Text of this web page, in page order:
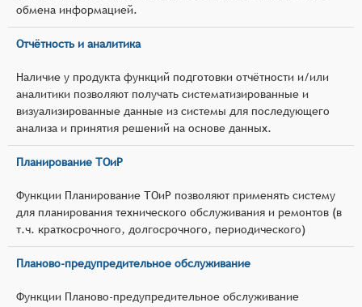
обмена информацией.
Отчётность и аналитика
Наличие у продукта функций подготовки отчётности и/или
аналитики позволяют получать систематизированные и
визуализированные данные из системы для последующего
анализа и принятия решений на основе данных.
Планирование ТОиР
Функции Планирование ТОиР позволяют применять систему
для планирования технического обслуживания и ремонтов (в
т.ч. краткосрочного, долгосрочного, периодического)
Планово-предупредительное обслуживание
Функции Планово-предупредительное обслуживание